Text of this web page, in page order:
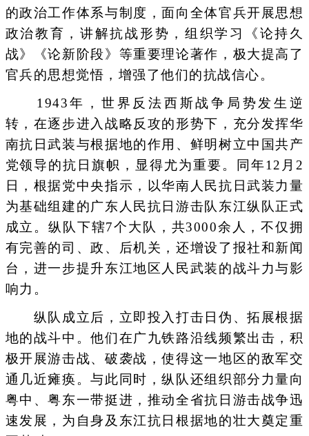
的政治工作体系与制度，面向全体官兵开展思想
政治教育，讲解抗战形势，组织学习《论持久
战》《论新阶段》等重要理论著作，极大提高了
官兵的思想觉悟，增强了他们的抗战信心。
1943年，世界反法西斯战争局势发生逆
转，在逐步进入战略反攻的形势下，充分发挥华
南抗日武装与根据地的作用、鲜明树立中国共产
党领导的抗日旗帜，显得尤为重要。同年12月2
日，根据党中央指示，以华南人民抗日武装力量
为基础组建的广东人民抗日游击队东江纵队正式
成立。纵队下辖7个大队，共3000余人，不仅拥
有完善的司、政、后机关，还增设了报社和新闻
台，进一步提升东江地区人民武装的战斗力与影
响力。
纵队成立后，立即投入打击日伪、拓展根据
地的战斗中。他们在广九铁路沿线频繁出击，积
极开展游击战、破袭战，使得这一地区的敌军交
通几近瘫痪。与此同时，纵队还组织部分力量向
粤中、粤东一带挺进，推动全省抗日游击战争迅
速发展，为自身及东江抗日根据地的壮大奠定重